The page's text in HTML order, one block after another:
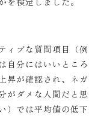
ィブな質問項目（
自分にはいいとこ
昇が確認され、ネ
がダメな人間だと
）では平均値の低